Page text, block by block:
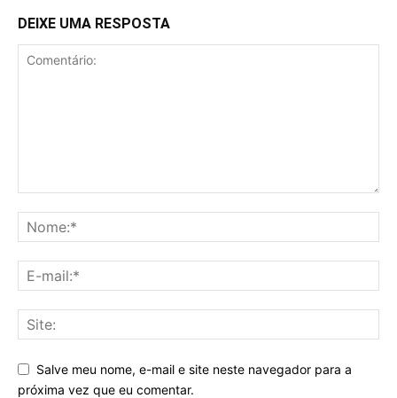
DEIXE UMA RESPOSTA
Salve meu nome, e-mail e site neste navegador para a
próxima vez que eu comentar.